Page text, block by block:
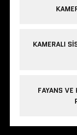
KAMERALI
FAYANS VE